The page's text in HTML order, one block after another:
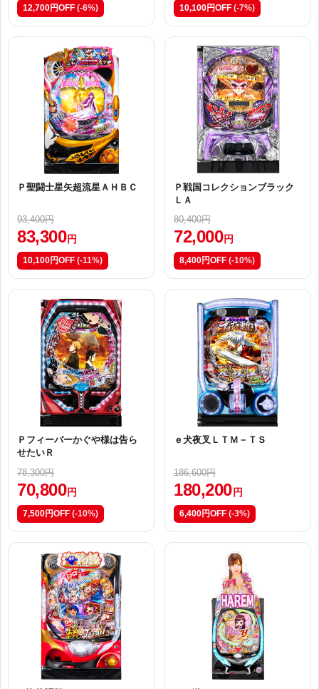
12,700円OFF (-6%) 10,100円OFF (-7%)
Ｐ聖闘士星矢超流星ＡＨＢＣ
93,400円
83,300 円
10,100円OFF (-11%)
Ｐ戦国コレクションブラック
ＬＡ
80,400円
72,000 円
8,400円OFF (-10%)
Ｐフィーバーかぐや様は告ら
せたいＲ
78,300円
70,800 円
7,500円OFF (-10%)
ｅ犬夜叉ＬＴＭ－ＴＳ
186,600円
180,200 円
6,400円OFF (-3%)